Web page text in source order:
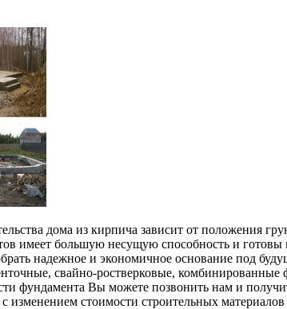
дома из кирпича зависит от положения
имеет большую несущую способность и
надежное и экономичное основание под
свайно-ростверковые, комбинированные
фундамента Вы можете позвонить нам и
стоимости строительных